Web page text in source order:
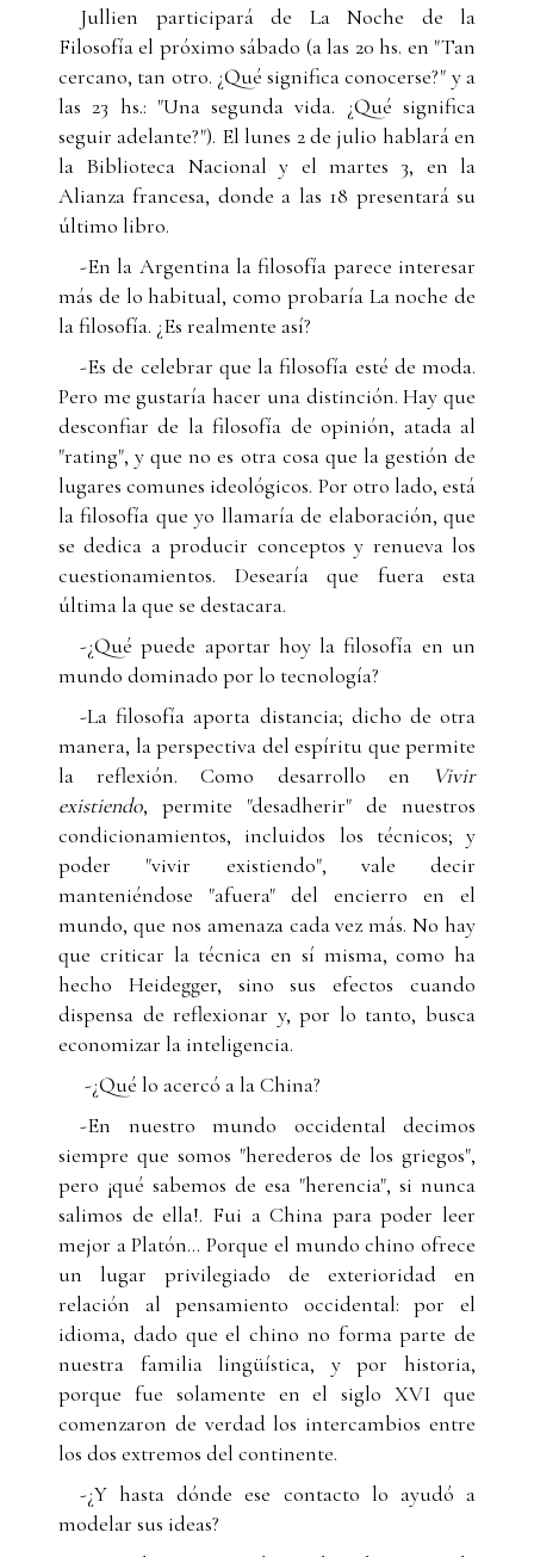
Jullien participará de La Noche de la
Filosofía el próximo sábado (a las 20 hs. en "Tan
cercano, tan otro. ¿Qué significa conocerse?" y a
las 23 hs.: "Una segunda vida. ¿Qué significa
seguir adelante?"). El lunes 2 de julio hablará en
la Biblioteca Nacional y el martes 3, en la
Alianza francesa, donde a las 18 presentará su
último libro.
-En la Argentina la filosofía parece interesar
más de lo habitual, como probaría La noche de
la filosofía. ¿Es realmente así?
-Es de celebrar que la filosofía esté de moda.
Pero me gustaría hacer una distinción. Hay que
desconfiar de la filosofía de opinión, atada al
"rating", y que no es otra cosa que la gestión de
lugares comunes ideológicos. Por otro lado, está
la filosofía que yo llamaría de elaboración, que
se dedica a producir conceptos y renueva los
cuestionamientos. Desearía que fuera esta
última la que se destacara.
-¿Qué puede aportar hoy la filosofía en un
mundo dominado por lo tecnología?
-La filosofía aporta distancia; dicho de otra
manera, la perspectiva del espíritu que permite
la reflexión. Como desarrollo en
Vivir
existiendo, permite "desadherir" de nuestros
condicionamientos, incluidos los técnicos; y
poder "vivir existiendo", vale decir
manteniéndose "afuera" del encierro en el
mundo, que nos amenaza cada vez más. No hay
que criticar la técnica en sí misma, como ha
hecho Heidegger, sino sus efectos cuando
dispensa de reflexionar y, por lo tanto, busca
economizar la inteligencia.
-¿Qué lo acercó a la China?
-En nuestro mundo occidental decimos
siempre que somos "herederos de los griegos",
pero ¡qué sabemos de esa "herencia", si nunca
salimos de ella!. Fui a China para poder leer
mejor a Platón... Porque el mundo chino ofrece
un lugar privilegiado de exterioridad en
relación al pensamiento occidental: por el
idioma, dado que el chino no forma parte de
nuestra familia lingüística, y por historia,
porque fue solamente en el siglo XVI que
comenzaron de verdad los intercambios entre
los dos extremos del continente.
-¿Y hasta dónde ese contacto lo ayudó a
modelar sus ideas?